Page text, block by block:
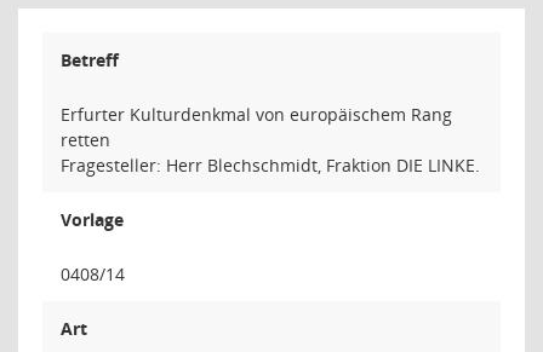
Betreff
Erfurter Kulturdenkmal von europäischem Rang
retten
Fragesteller: Herr Blechschmidt, Fraktion DIE LINKE.
Vorlage
0408/14
Art